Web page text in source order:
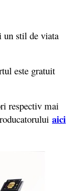
stil de viata
este gratuit
respectiv mai
aici